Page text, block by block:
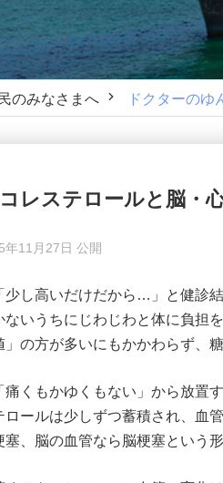
のみなさまへ ドクターのゆ
コレステロールと脳・
年11月27日 公開
し高いだけだから…」と健診
ないうちにじわじわと体に負担
」の方が多いにもかかわらず、
くもかゆくもない」から放置
ロールは少しずつ蓄積され、血
塞、脳の血管なら脳梗塞という